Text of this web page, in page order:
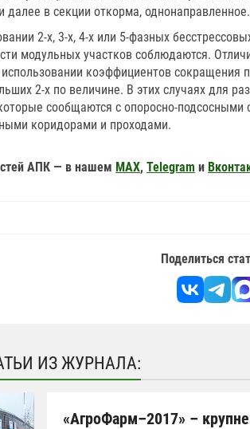
в секции откорма, однонаправленное.
2-х, 3-х, 4-х или 5-фазных
модульных участков соблюдаются.
коэффициентов сокращения
2-х по величине. В этих случаях для
сообщаются с опоросно-подсосными
коридорами и проходами.
АПК — в нашем MAX, Telegram и
Поделиться
ИЗ ЖУРНАЛА:
«АгроФарм–2017» –